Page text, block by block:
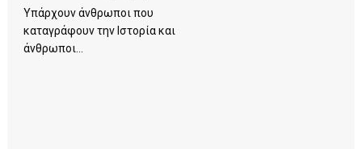
Υπάρχουν άνθρωποι που
καταγράφουν την Ιστορία και
άνθρωποι...